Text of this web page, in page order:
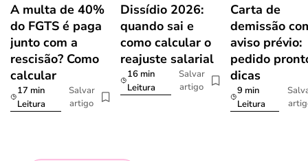
A multa de 40%
do FGTS é paga
junto com a
rescisão? Como
calcular
17 min
Leitura
Salvar
artigo
Dissídio 2026:
quando sai e
como calcular o
reajuste salarial
16 min
Leitura
Salvar
artigo
Carta de
demissão
aviso prévio:
pedido
dicas
9 min
Leitura